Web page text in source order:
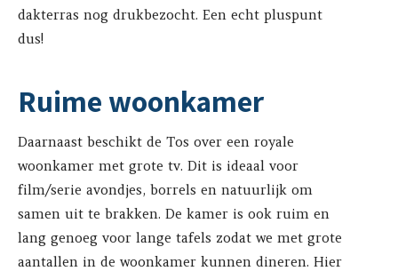
dakterras nog drukbezocht. Een echt pluspunt
dus!
Ruime woonkamer
Daarnaast beschikt de Tos over een royale
woonkamer met grote tv. Dit is ideaal voor
film/serie avondjes, borrels en natuurlijk om
samen uit te brakken. De kamer is ook ruim en
lang genoeg voor lange tafels zodat we met grote
aantallen in de woonkamer kunnen dineren. Hier